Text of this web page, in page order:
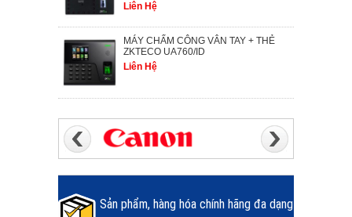
Liên Hệ
MÁY CHẤM CÔNG VÂN TAY + THẺ
ZKTECO UA760/ID
Liên Hệ
Sản phẩm, hàng hóa chính hãng đa dạng